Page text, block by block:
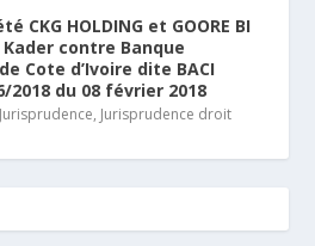
CKG HOLDING et GOORE BI
Kader contre Banque
Cote d’Ivoire dite BACI
2018 du 08 février 2018
Jurisprudence, Jurisprudence droit